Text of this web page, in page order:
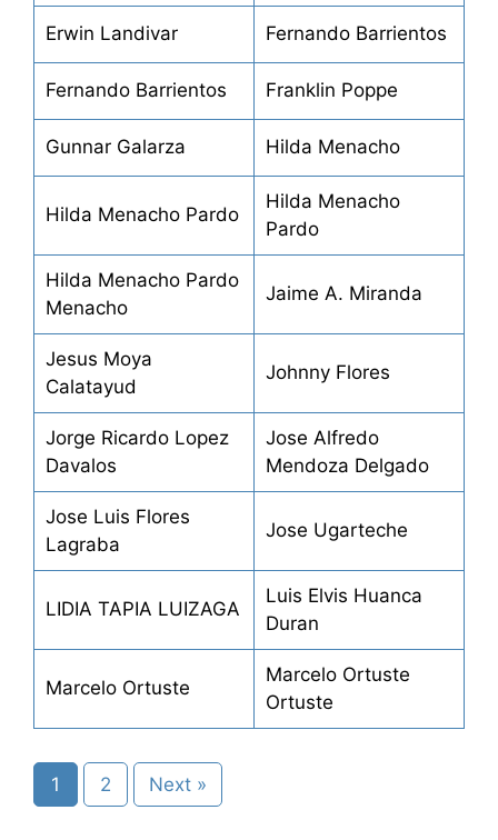
Erwin Landivar Fernando Barrientos
Fernando Barrientos Franklin Poppe
Gunnar Galarza Hilda Menacho
Hilda Menacho Pardo
Hilda Menacho
Pardo
Hilda Menacho Pardo
Menacho
Jaime A. Miranda
Jesus Moya
Calatayud
Johnny Flores
Jorge Ricardo Lopez
Davalos
Jose Alfredo
Mendoza Delgado
Jose Luis Flores
Lagraba
Jose Ugarteche
LIDIA TAPIA LUIZAGA
Luis Elvis Huanca
Duran
Marcelo Ortuste
Marcelo Ortuste
Ortuste
1 2 Next »